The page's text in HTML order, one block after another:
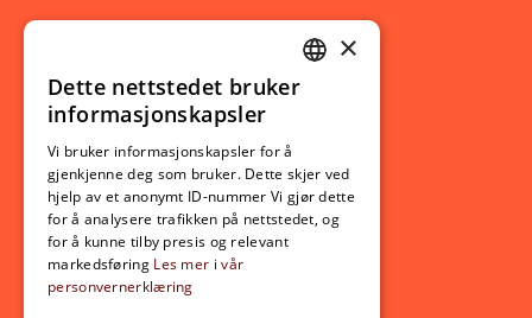
Ny student
Utveksling
Opptak
Lov- og regelverk
Aktuelt
Nyheter
NORWEGIAN
×
Dette nettstedet bruker
informasjonskapsler
Vi bruker informasjonskapsler for å
gjenkjenne deg som bruker. Dette skjer ved
hjelp av et anonymt ID-nummer Vi gjør dette
for å analysere trafikken på nettstedet, og
for å kunne tilby presis og relevant
markedsføring Les mer i vår
personvernerklæring